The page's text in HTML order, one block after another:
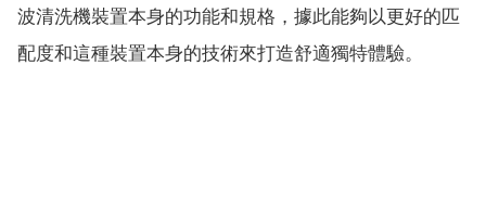
波清洗機裝置本身的功能和規格，據此能夠以更好的匹
配度和這種裝置本身的技術來打造舒適獨特體驗。